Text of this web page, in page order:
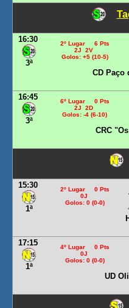
16:30
3ª
2º Lugar 6 Pts
2J 2V
Golos: +5 (10-5)
CD Paço
16:45
3ª
6º Lugar 0 Pts
2J 2D
Golos: -4 (6-10)
CRC
15:30
1ª
2º Lugar 0 Pts
0J
Golos: 0 (0-0)
17:15
1ª
4º Lugar 0 Pts
0J
Golos: 0 (0-0)
UD